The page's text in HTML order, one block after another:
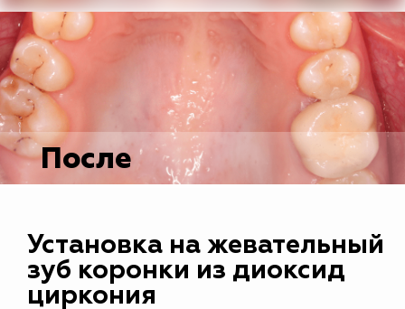
После
Установка на жевательный
зуб коронки из диоксид
циркония